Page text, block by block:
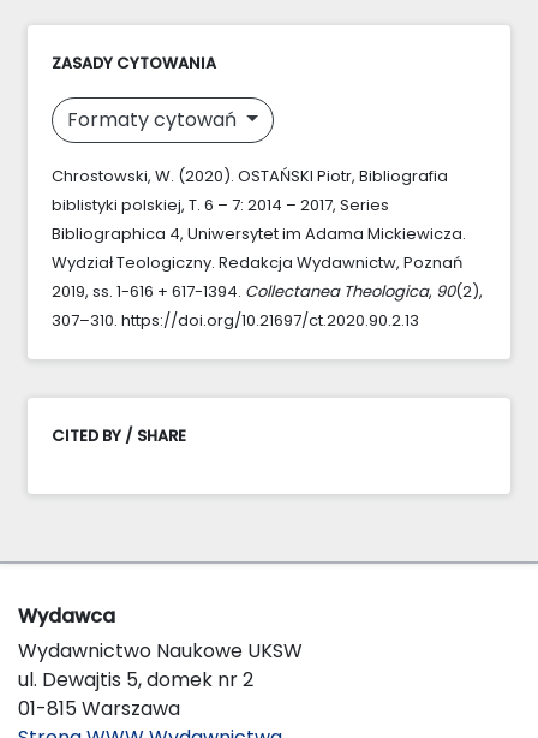
ZASADY CYTOWANIA
Formaty cytowań
Chrostowski, W. (2020). OSTAŃSKI Piotr, Bibliografia
biblistyki polskiej, T. 6 – 7: 2014 – 2017, Series
Bibliographica 4, Uniwersytet im Adama Mickiewicza.
Wydział Teologiczny. Redakcja Wydawnictw, Poznań
2019, ss. 1-616 + 617-1394. Collectanea Theologica, 90(2),
307–310. https://doi.org/10.21697/ct.2020.90.2.13
CITED BY / SHARE
Wydawca
Wydawnictwo Naukowe UKSW
ul. Dewajtis 5, domek nr 2
01-815 Warszawa